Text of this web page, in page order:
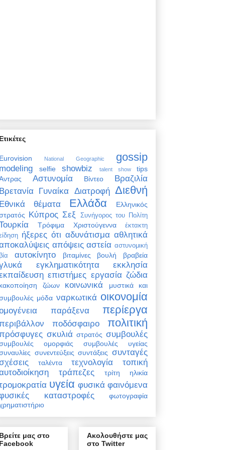
Ετικέτες
Eurovision National Geographic gossip
modeling selfie showbiz talent show
tips
Αστυνομία Βίντεο
Βραζιλία
Βρετανία Γυναίκα Διατροφή Διεθνή
Εθνικά θέματα Ελλάδα
Ελληνικός
Κύπρος Σεξ Συνήγορος του Πολίτη
Τρόφιμα Χριστούγεννα
έκτακτη
ήξερες ότι αδυνάτισμα αθλητικά
απόψεις αστεία αστυνομική
βία
αυτοκίνητο βιταμίνες βουλή βραβεία
εγκληματικότητα
εκκλησία
επιστήμες εργασία ζώδια
κακοποίηση ζώων κοινωνικά
μυστικά και
μόδα ναρκωτικά οικονομία
παράξενα περίεργα
ποδόσφαιρο πολιτική
σκυλιά στρατός συμβουλές
ομορφιάς
συμβουλές υγείας
συνεντεύξεις συντάξεις συνταγές
ταλέντα τεχνολογία
τοπική
τράπεζες τρίτη ηλικία
υγεία φυσικά φαινόμενα
καταστροφές
φωτογραφία
Βρείτε μας στο
Facebook
Ακολουθήστε μας
στο Twitter